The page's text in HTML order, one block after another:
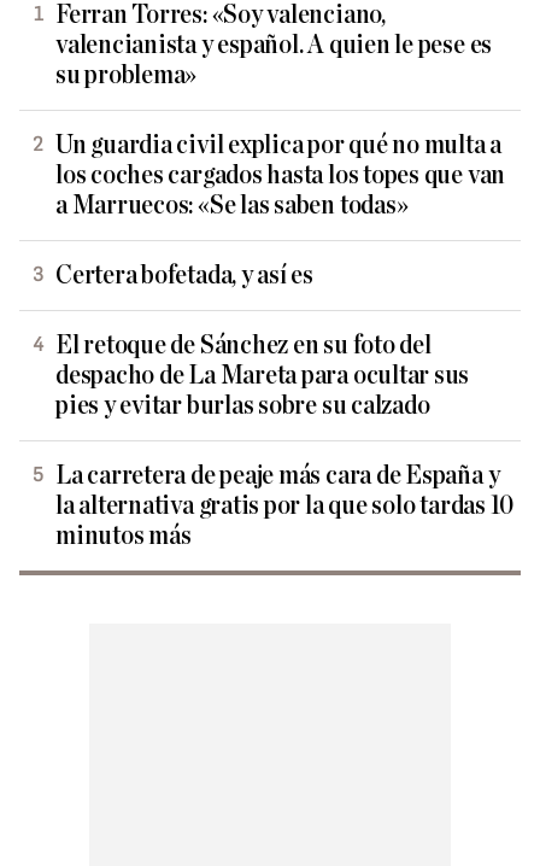
Ferran Torres: «Soy valenciano,
valencianista y español. A quien le pese es
su problema»
Un guardia civil explica por qué no multa a
los coches cargados hasta los topes que van
a Marruecos: «Se las saben todas»
Certera bofetada, y así es
El retoque de Sánchez en su foto del
despacho de La Mareta para ocultar sus
pies y evitar burlas sobre su calzado
La carretera de peaje más cara de España y
la alternativa gratis por la que solo tardas 10
minutos más